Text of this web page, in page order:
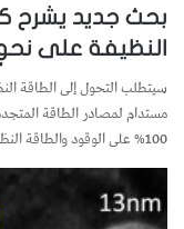
بحث جديد يشرح
النظيفة على
سيتطلب التحول إلى الطاقة
مستدام لمصادر الطاقة
100% على الوقود والطاقة النظيفة؟ قد…